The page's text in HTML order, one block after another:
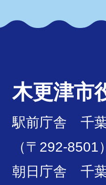
木更津市
駅前庁舎 千
（〒292-8501）
朝日庁舎 千